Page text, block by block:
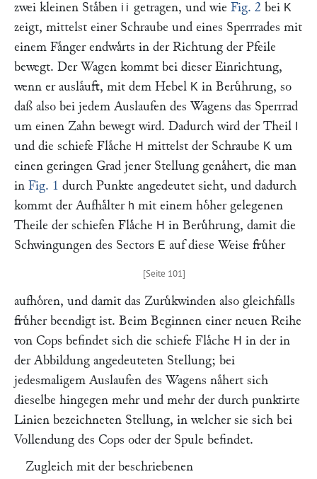
zwei kleinen Staͤben ii getragen, und wieFig. 2 bei K
zeigt, mittelst einer Schraube und eines Sperrrades mit
einem Faͤnger endwaͤrts in der Richtung der Pfeile
bewegt. Der Wagen kommt bei dieser Einrichtung,
wenn er auslaͤuft, mit dem Hebel K in Beruͤhrung, so
daß also bei jedem Auslaufen des Wagens das Sperrrad
um einen Zahn bewegt wird. Dadurch wird der Theil
und die schiefe Flaͤche H mittelst der Schraube K um
einen geringen Grad jener Stellung genaͤhert, die man
in Fig. 1 durch Punkte angedeutet sieht, und dadurch
kommt der Aufhaͤlter h mit einem hoͤher gelegenen
Theile der schiefen Flaͤche H in Beruͤhrung, damit die
Schwingungen des Sectors E auf diese Weise fruͤher
aufhoͤren, und damit das Zuruͤkwinden also gleichfalls
fruͤher beendigt ist. Beim Beginnen einer neuen Reihe
von Cops befindet sich die schiefe Flaͤche H in der in
der Abbildung angedeuteten Stellung; bei
jedesmaligem Auslaufen des Wagens naͤhert sich
dieselbe hingegen mehr und mehr der durch punktirte
Linien bezeichneten Stellung, in welcher sie sich bei
Vollendung des Cops oder der Spule befindet.
Zugleich mit der beschriebenen